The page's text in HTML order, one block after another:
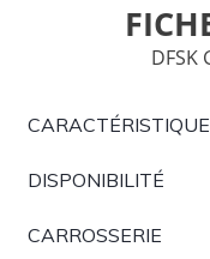
DFSK
DISPONIBILITÉ
CARROSSERIE